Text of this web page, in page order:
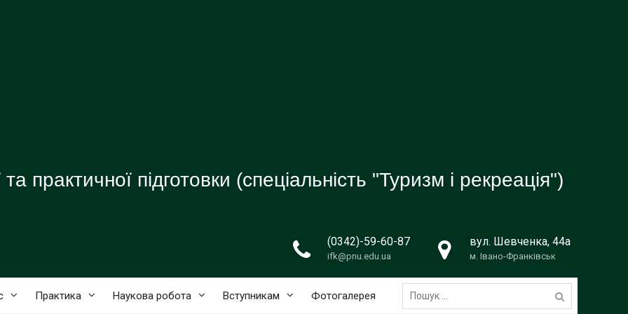
практичної підготовки (спеціальність "Туризм і рекреація")
(0342)-59-60-87
ifk@pnu.edu.ua
вул. Шевченка, 44а
м. Івано-Франківськ
Практика Наукова робота Вступникам Фотогалерея
Пошук: